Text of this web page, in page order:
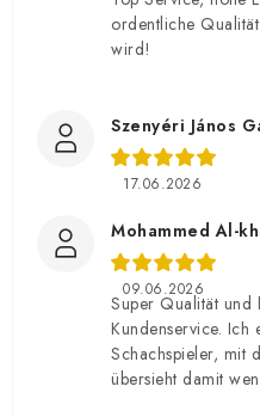
ordentliche
wird!
Szenyéri János
17.06.2026
Mohammed Al-
09.06.2026
Super Qualität und
Kundenservice. Ich
Schachspieler, mit
übersieht damit